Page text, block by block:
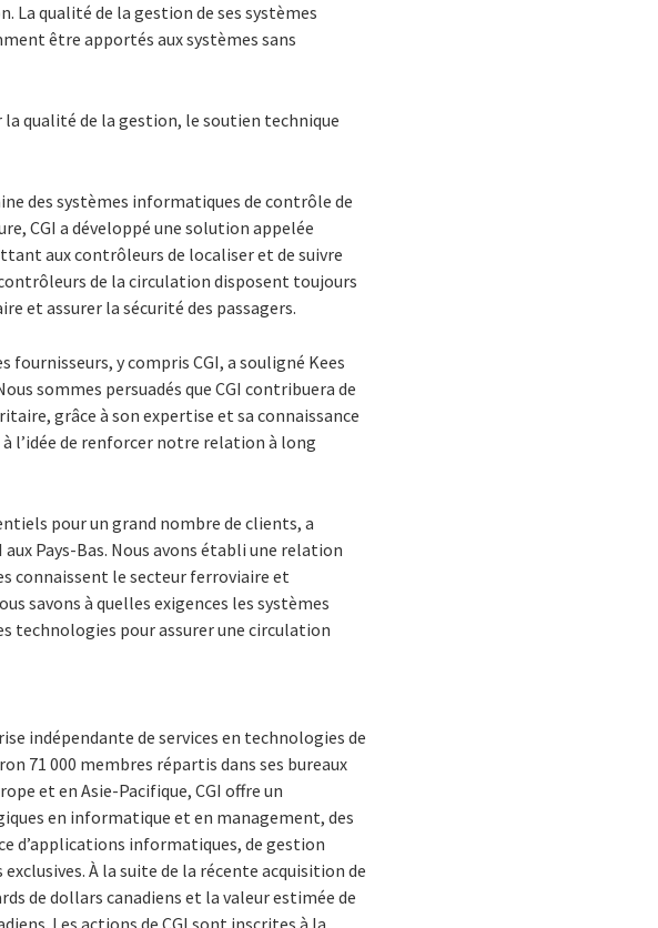
La qualité de la gestion de ses systèmes
être apportés aux systèmes sans
la qualité de la gestion, le soutien technique
des systèmes informatiques de contrôle de
CGI a développé une solution appelée
aux contrôleurs de localiser et de suivre
de la circulation disposent toujours
et assurer la sécurité des passagers.
y compris CGI, a souligné Kees
sommes persuadés que CGI contribuera de
grâce à son expertise et sa connaissance
l’idée de renforcer notre relation à long
pour un grand nombre de clients, a
Pays-Bas. Nous avons établi une relation
connaissent le secteur ferroviaire et
savons à quelles exigences les systèmes
technologies pour assurer une circulation
indépendante de services en technologies de
71 000 membres répartis dans ses bureaux
et en Asie-Pacifique, CGI offre un
en informatique et en management, des
d’applications informatiques, de gestion
À la suite de la récente acquisition de
de dollars canadiens et la valeur estimée de
Les actions de CGI sont inscrites à la